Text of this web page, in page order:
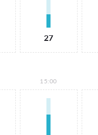
27
15:00